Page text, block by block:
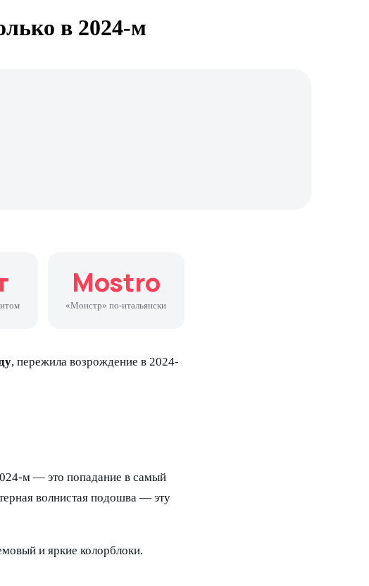
в 2024-м
Mostro
«Монстр» по-итальянски
, пережила возрождение в 2024-
м — это попадание в самый
волнистая подошва — эту
и яркие колорблоки.